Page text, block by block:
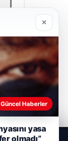
×
Güncel Haberler
yasa
olmadı”